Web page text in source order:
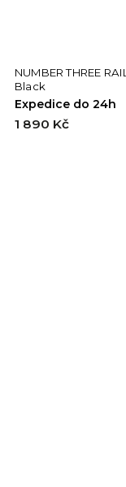
NUMBER THREE
Black
Expedice do 24h
1 890 Kč